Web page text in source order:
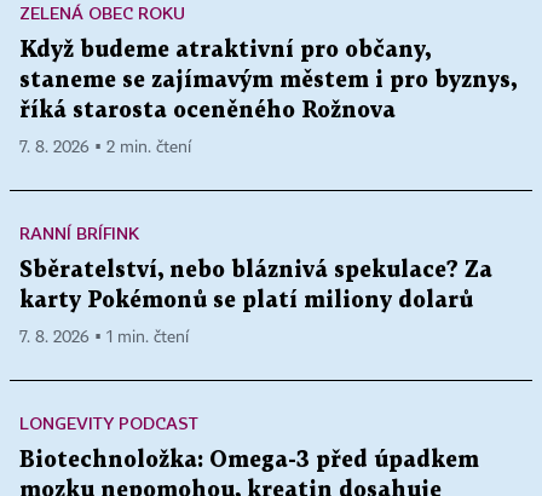
ZELENÁ OBEC ROKU
Když budeme atraktivní pro občany,
staneme se zajímavým městem i pro byznys,
říká starosta oceněného Rožnova
7. 8. 2026 ▪ 2 min. čtení
RANNÍ BRÍFINK
Sběratelství, nebo bláznivá spekulace? Za
karty Pokémonů se platí miliony dolarů
7. 8. 2026 ▪ 1 min. čtení
LONGEVITY PODCAST
Biotechnoložka: Omega-3 před úpadkem
mozku nepomohou, kreatin dosahuje